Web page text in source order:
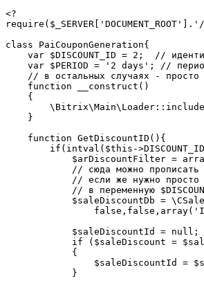
<?
class PaiCouponGeneration{
var $DISCOUNT_ID = 2;  //
var $PERIOD = '2 days'; //
// в остальных случаях - просто
    function __construct()
    {
    }
    function GetDiscountID(){
if(intval($this-
$arDiscountFilter =
// сюда можно
// если же нужно
// в переменную
$saleDiscountDb =
            $saleDiscountId = null;
if ($saleDiscount =
            {
$saleDiscountId =
            }